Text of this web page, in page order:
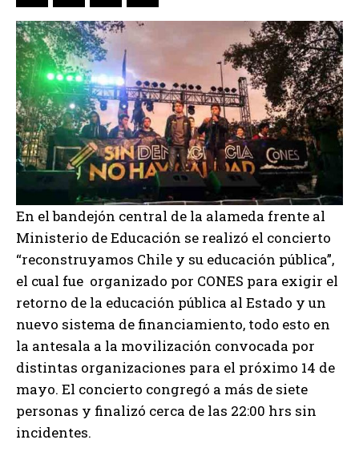
En el bandejón central de la alameda frente al
Ministerio de Educación se realizó el concierto
“reconstruyamos Chile y su educación pública”,
el cual fue organizado por CONES para exigir el
retorno de la educación pública al Estado y un
nuevo sistema de financiamiento, todo esto en
la antesala a la movilización convocada por
distintas organizaciones para el próximo 14 de
mayo. El concierto congregó a más de siete
personas y finalizó cerca de las 22:00 hrs sin
incidentes.